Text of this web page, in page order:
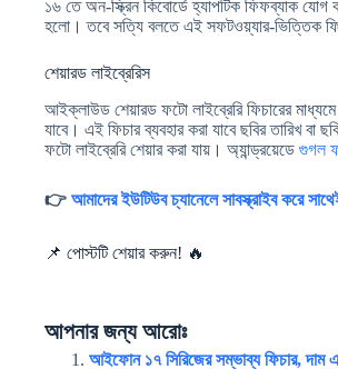
১৬ তে অন-স্ক্রিন কিবোর্ডে হ্যাপটিক ফিফব্যাক
হলো। তবে সত্যি বলতে এই সফটওয়্যার-ভিত্তিক
শেয়ারড লাইব্রেরিস
আইক্লাউড শেয়ারড ফটো লাইব্রেরি ফিচারের
যাবে। এই ফিচার ব্যবহার করা যাবে ছবির তারিখ বা
ফটো লাইব্রেরি শেয়ার করা যায়। অ্যান্ড্রয়েডে গুগল
👉 আমাদের ইউটিউব চ্যানেলে সাবস্ক্রাইব করে
📌 পোস্টটি শেয়ার করুন! 🔥
আপনার জন্য আরোঃ
আইফোন ১৭ সিরিজের সম্ভাব্য ফিচার, দাম